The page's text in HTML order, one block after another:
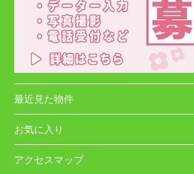
最近見た物件
お気に入り
アクセスマップ